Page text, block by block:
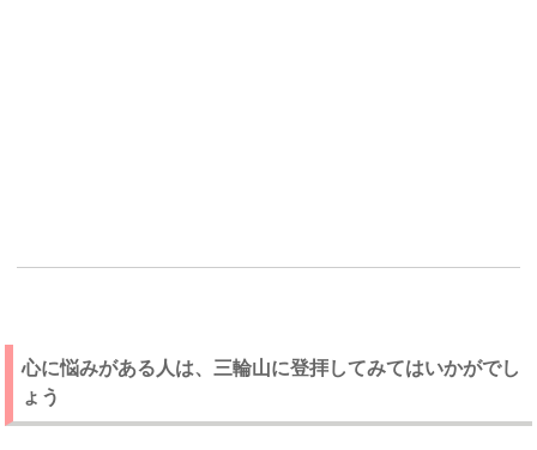
心に悩みがある人は、三輪山に登拝してみてはいかがでし
ょう